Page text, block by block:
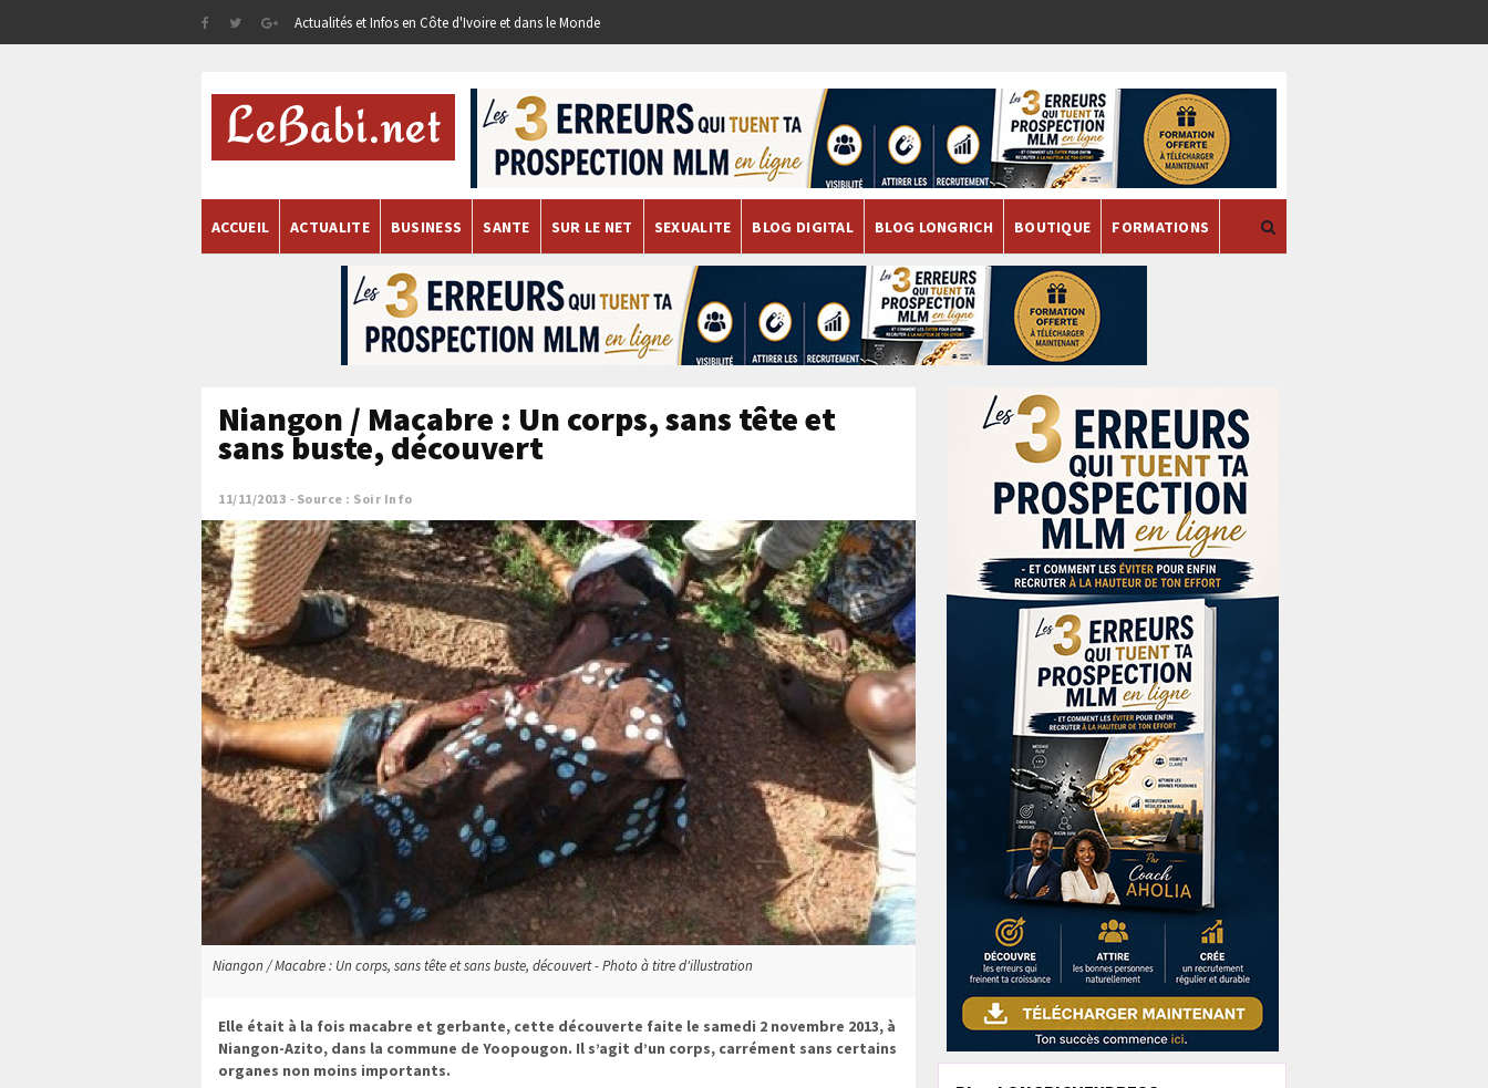
Actualités et Infos en Côte d'Ivoire et dans le Monde
ACCUEIL ACTUALITE BUSINESS SANTE SUR LE NET SEXUALITE BLOG DIGITAL BLOG LONGRICH BOUTIQUE FORMATIONS
Niangon / Macabre : Un corps, sans tête et
sans buste, découvert
11/11/2013 Source : Soir Info
Niangon / Macabre : Un corps, sans tête et sans buste, découvert - Photo à titre d'illustration
Elle était à la fois macabre et gerbante, cette découverte faite le samedi 2 novembre 2013, à
Niangon-Azito, dans la commune de Yoopougon. Il s’agit d’un corps, carrément sans certains
organes non moins importants.